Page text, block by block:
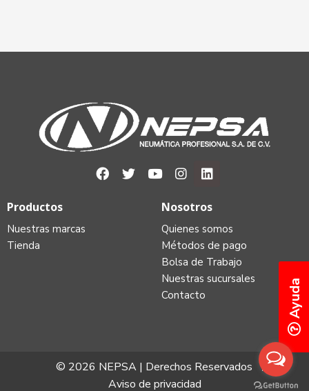
Ayuda
Nosotros
Quienes somos
Métodos de pago
Bolsa de Trabajo
Nuestras sucursales
Contacto
Productos
Nuestras marcas
Tienda
© 2026 NEPSA | Derechos Reservados
Aviso de privacidad